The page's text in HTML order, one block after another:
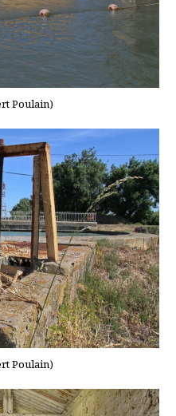
Poulain)
Poulain)